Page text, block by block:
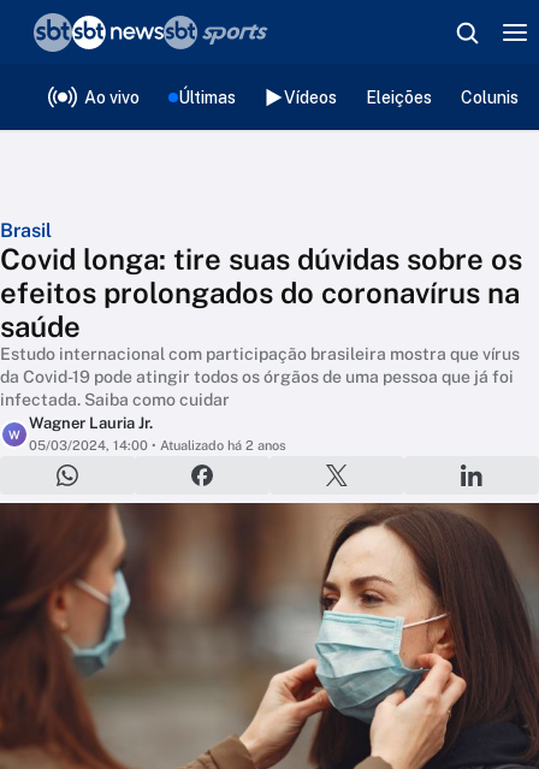
Ao vivo Últimas Vídeos Eleições
Brasil
Covid longa: tire suas dúvidas sobre os
efeitos prolongados do coronavírus na
saúde
Estudo internacional com participação brasileira mostra que vírus
da Covid-19 pode atingir todos os órgãos de uma pessoa que já foi
infectada. Saiba como cuidar
W
Wagner Lauria Jr.
05/03/2024, 14:00 • Atualizado há 2 anos
❮voltar
Editorias